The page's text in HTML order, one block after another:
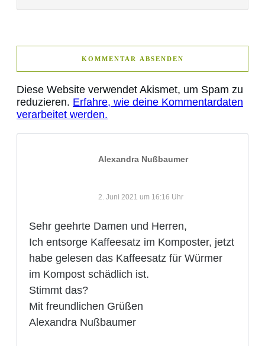
KOMMENTAR ABSENDEN
Diese Website verwendet Akismet, um Spam zu
reduzieren. Erfahre, wie deine Kommentardaten
verarbeitet werden.
Alexandra Nußbaumer
2. Juni 2021 um 16:16 Uhr
Sehr geehrte Damen und Herren,
Ich entsorge Kaffeesatz im Komposter, jetzt
habe gelesen das Kaffeesatz für Würmer
im Kompost schädlich ist.
Stimmt das?
Mit freundlichen Grüßen
Alexandra Nußbaumer